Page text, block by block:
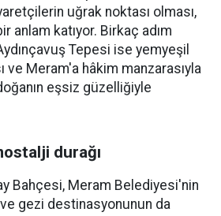
uğrak noktası olması,
anlam katıyor. Birkaç adım
Tepesi ise yemyeşil
ve Meram'a hâkim manzarasıyla
eşsiz güzelliğiyle
durağı
Bahçesi, Meram Belediyesi'nin
gezi destinasyonunun da